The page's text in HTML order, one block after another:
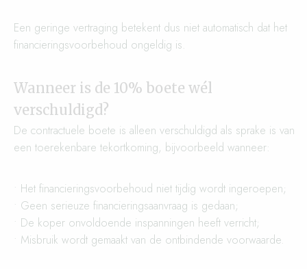
Een geringe vertraging betekent dus niet automatisch dat het
financieringsvoorbehoud ongeldig is.
Wanneer is de 10% boete wél
verschuldigd?
De contractuele boete is alleen verschuldigd als sprake is van
een toerekenbare tekortkoming, bijvoorbeeld wanneer:
• Het financieringsvoorbehoud niet tijdig wordt ingeroepen;
• Geen serieuze financieringsaanvraag is gedaan;
• De koper onvoldoende inspanningen heeft verricht;
• Misbruik wordt gemaakt van de ontbindende voorwaarde.